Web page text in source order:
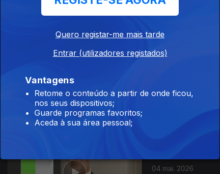
Pedras
O Poder dos
04 mai. 2026
Quero registar-me mais tarde
Entrar (utilizadores registados)
Vantagens
Retome o conteúdo a partir de onde ficou,
nos seus dispositivos;
Guarde programas favoritos;
Aceda à sua área pessoal;